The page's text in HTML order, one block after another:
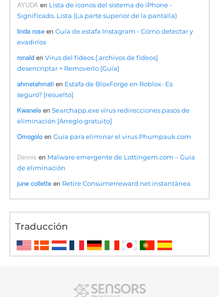
AYUDA en Lista de iconos del sistema de iPhone -
Significado, Lista (La parte superior de la pantalla)
linda rose enGuía de estafa Instagram - Cómo detectar y
evadirlos
ronald enVirus del fideos [.archivos de fideos]
desencriptar + Removerlo [Guía]
ahmetahmati en Estafa de BloxForge en Roblox- Es
seguro? [resuelto]
Kwanele enSearchapp.exe virus redirecciones pasos de
eliminación [Arreglo gratuito]
Omogolo enGuía para eliminar el virus Phumpauk.com
Dennis en Malware emergente de Lottingem.com – Guía
de eliminación
june collette en Retire Consumerreward.net instantánea
Traducción